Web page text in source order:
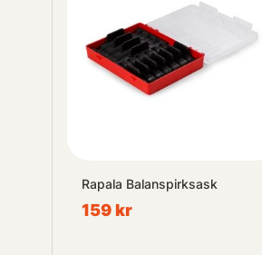
Rapala Balanspirksask
159 kr